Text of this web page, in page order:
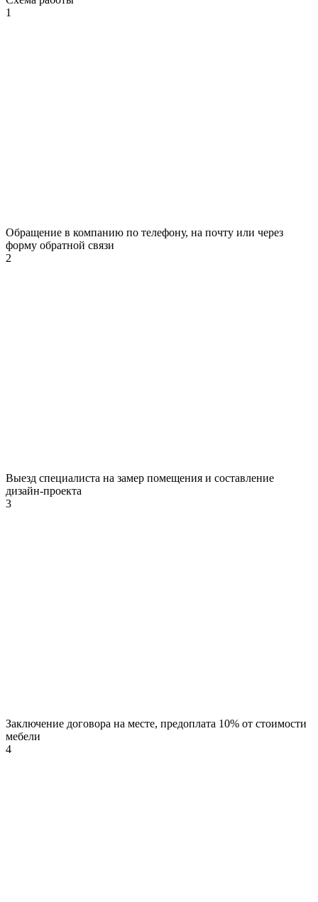
1
Обращение в компанию по телефону, на почту или через
форму обратной связи
2
Выезд специалиста на замер помещения и составление
дизайн-проекта
3
Заключение договора на месте, предоплата 10% от стоимости
мебели
4